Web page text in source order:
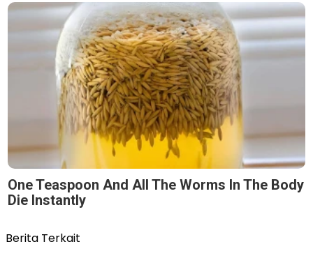
One Teaspoon And All The Worms In The Body
Die Instantly
Berita Terkait